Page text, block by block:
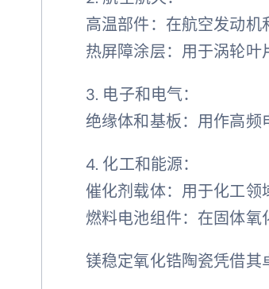
高温部件：在航空发动机
热屏障涂层：用于涡轮叶
3. 电子和电气：
绝缘体和基板：用作高频
4. 化工和能源：
催化剂载体：用于化工领
燃料电池组件：在固体氧
镁稳定氧化锆陶瓷凭借其